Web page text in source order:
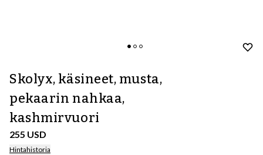
Skolyx, käsineet, musta,
pekaarin nahkaa,
kashmirvuori
255 USD
Hintahistoria